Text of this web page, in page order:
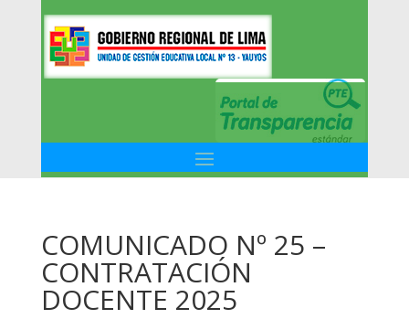
COMUNICADO Nº 25 –
CONTRATACIÓN
DOCENTE 2025